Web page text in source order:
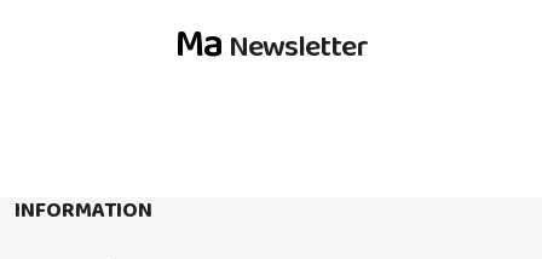
Ma Newsletter
INFORMATION